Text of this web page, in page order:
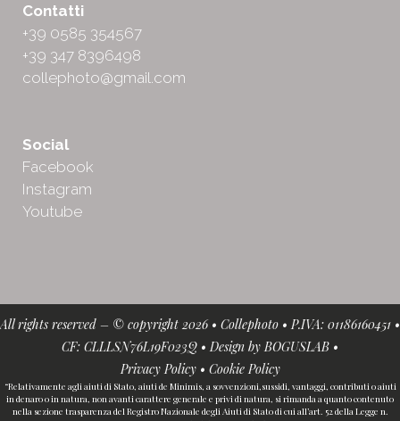
Contatti
+39 0585 354567
+39 347 8396498
collephoto@gmail.com
Social
Facebook
Instagram
Youtube
All rights reserved – © copyright 2026 • Collephoto • P.IVA: 01186160451 •
CF: CLLLSN76L19F023Q • Design byBOGUSLAB •
Privacy Policy• Cookie Policy
“Relativamente agli aiuti di Stato, aiuti de Minimis, a sovvenzioni,sussidi, vantaggi, contributi o aiuti
in denaro o in natura, non avanti carattere generale e privi di natura, si rimanda a quanto contenuto
nella sezione trasparenza del Registro Nazionale degli Aiuti di Stato di cui all’art. 52 della Legge n.